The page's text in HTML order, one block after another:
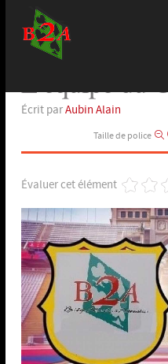
L’équipe du
Écrit parAubin Alain
Taille de police
Évaluer cet élément